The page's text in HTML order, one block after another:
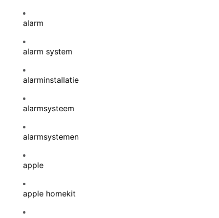
alarm
alarm system
alarminstallatie
alarmsysteem
alarmsystemen
apple
apple homekit